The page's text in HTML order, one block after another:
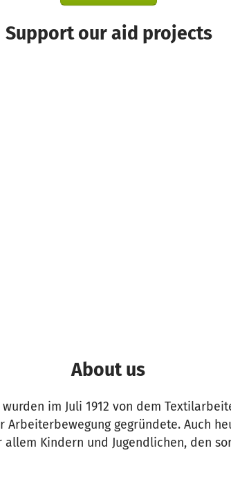
Support our aid projects
About us
im Juli 1912 von dem
Arbeiterbewegung gegründete. Auch
Kindern und Jugendlichen, den